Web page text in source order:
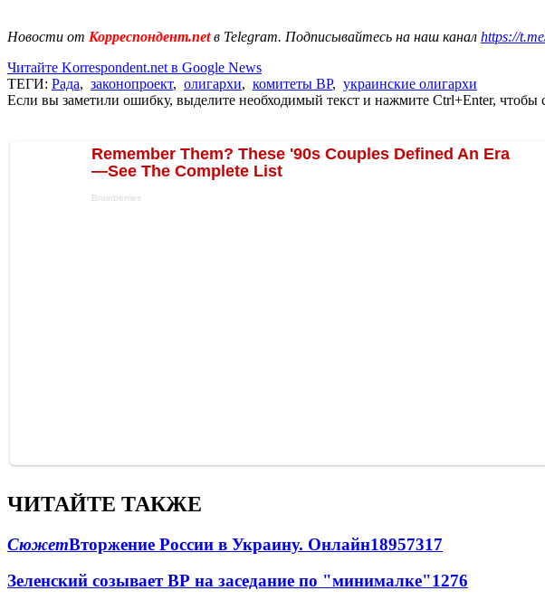
Новости от Корреспондент.netв Telegram. Подписывайтесь на наш канал https://
Читайте Korrespondent.net в Google News
ТЕГИ: Рада, законопроект, олигархи, комитеты ВР, украинские олигархи
Если вы заметили ошибку, выделите необходимый текст и нажмите Ctrl+Enter, чтобы
ЧИТАЙТЕ ТАКЖЕ
СюжетВторжение России в Украину. Онлайн18957317
Зеленский созывает ВР на заседание по "минималке"1276